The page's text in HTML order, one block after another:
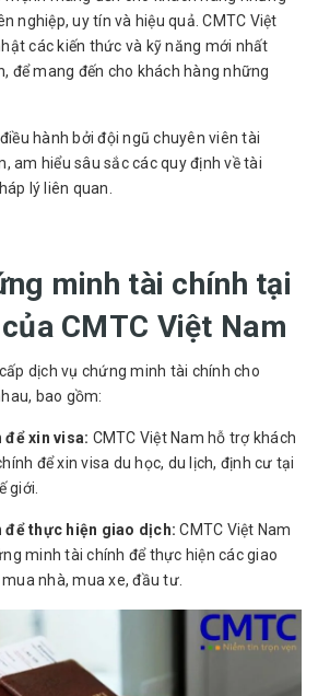
nghiệp, uy tín và hiệu quả. CMTC Việt
các kiến thức và kỹ năng mới nhất
để mang đến cho khách hàng những
hành bởi đội ngũ chuyên viên tài
am hiểu sâu sắc các quy định về tài
lý liên quan.
minh tài chính tại
CMTC Việt Nam
dịch vụ chứng minh tài chính cho
bao gồm:
để xin visa: CMTC Việt Nam hỗ trợ khách
để xin visa du học, du lịch, định cư tại
giới.
để thực hiện giao dịch: CMTC Việt Nam
minh tài chính để thực hiện các giao
nhà, mua xe, đầu tư.